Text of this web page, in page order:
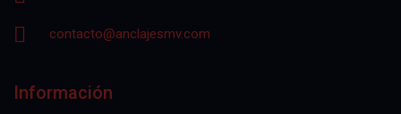
contacto@anclajesmv.com
Información